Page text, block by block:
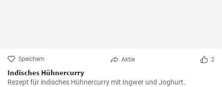
Speichern Aktie 2
Indisches Hühnercurry
Rezept für indisches Hühnercurry mit Ingwer und Joghurt.